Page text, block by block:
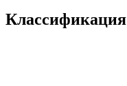
Классификация